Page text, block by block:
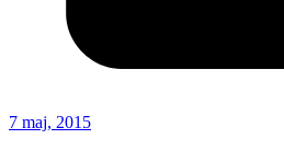
7 maj, 2015